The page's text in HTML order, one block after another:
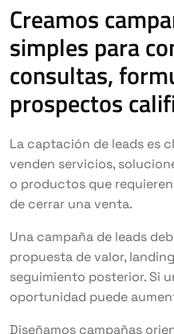
Creamos
simples para
consultas,
prospectos
La captación de leads es
venden servicios,
o productos que
de cerrar una venta.
Una campaña de leads
propuesta de valor,
seguimiento posterior. Si
oportunidad puede
Diseñamos campañas